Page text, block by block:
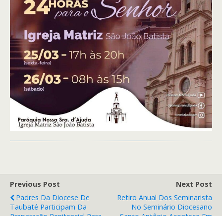
Previous Post
Padres Da Diocese De
Taubaté Participam Da
Next Post
Retiro Anual Dos Seminarista
No Seminário Diocesano